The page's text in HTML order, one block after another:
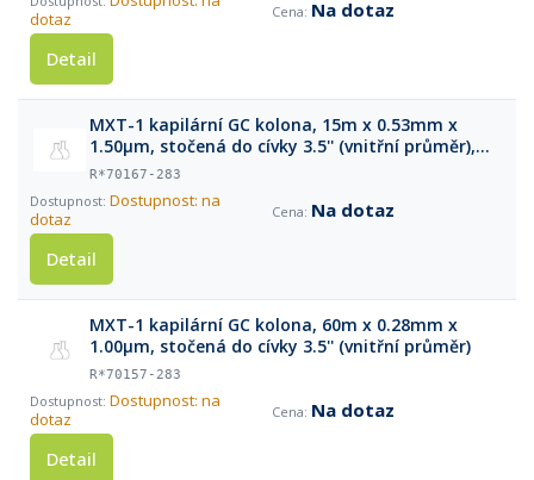
dotaz
Na dotaz
Detail
MXT-1 kapilární GC kolona, 15m x 0.53mm x
1.50μm, stočená do cívky 3.5'' (vnitřní průměr),
bez klece
R*70167-283
Dostupnost: na
dotaz
Na dotaz
Detail
MXT-1 kapilární GC kolona, 60m x 0.28mm x
1.00μm, stočená do cívky 3.5'' (vnitřní průměr)
R*70157-283
Dostupnost: na
dotaz
Na dotaz
Detail